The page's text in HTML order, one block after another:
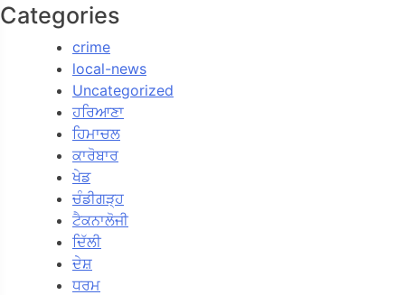
Categories
crime
local-news
Uncategorized
ਹਰਿਆਣਾ
ਹਿਮਾਚਲ
ਕਾਰੋਬਾਰ
ਖੇਡ
ਚੰਡੀਗੜ੍ਹ
ਟੈਕਨਾਲੋਜੀ
ਦਿੱਲੀ
ਦੇਸ਼
ਧਰਮ